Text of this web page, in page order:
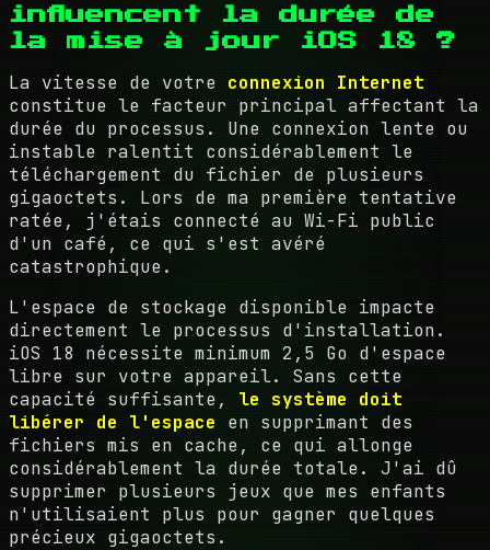
influencent la durée de
la mise à jour iOS 18 ?
La vitesse de votre connexion Internet
constitue le facteur principal affectant la
durée du processus. Une connexion lente ou
instable ralentit considérablement le
téléchargement du fichier de plusieurs
gigaoctets. Lors de ma première tentative
ratée, j'étais connecté au Wi-Fi public
d'un café, ce qui s'est avéré
catastrophique.
L'espace de stockage disponible impacte
directement le processus d'installation.
iOS 18 nécessite minimum 2,5 Go d'espace
libre sur votre appareil. Sans cette
capacité suffisante, le système doit
libérer de l'espace en supprimant des
fichiers mis en cache, ce qui allonge
considérablement la durée totale. J'ai dû
supprimer plusieurs jeux que mes enfants
n'utilisaient plus pour gagner quelques
précieux gigaoctets.